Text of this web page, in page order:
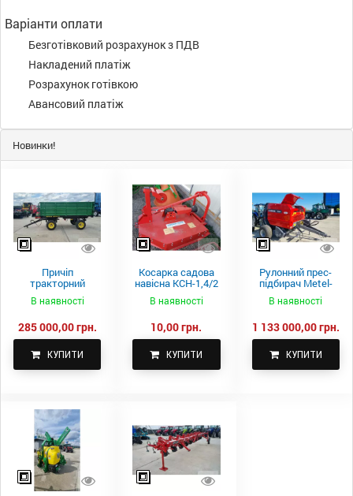
Варіанти оплати
Безготівковий розрахунок з ПДВ
Накладений платіж
Розрахунок готівкою
Авансовий платіж
Новинки!
Причіп
тракторний
самоскидний
Spike 2 ПТС-4
В наявності
285 000,00 грн.
КУПИТИ
Косарка садова
навісна КСН-1,4/2
В наявності
10,00 грн.
КУПИТИ
Рулонний прес-
підбирач Metel-
Fach Z 587
В наявності
1 133 000,00 грн.
КУПИТИ